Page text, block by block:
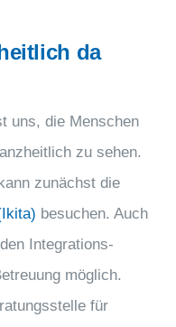
da
uns, die Menschen
zu sehen.
zunächst die
besuchen. Auch
Integrations-
möglich.
für